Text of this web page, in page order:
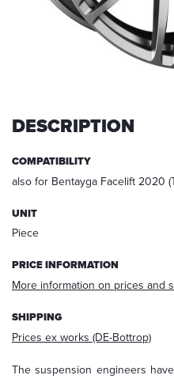
DESCRIPTION
COMPATIBILITY
also for Bentayga Facelift 2020
UNIT
Piece
PRICE INFORMATION
More information on prices and
SHIPPING
Prices ex works (DE-Bottrop)
The suspension engineers
Information:
You
always
withdraw
acceptance
for
future
E-
at
info@startech.de.
further